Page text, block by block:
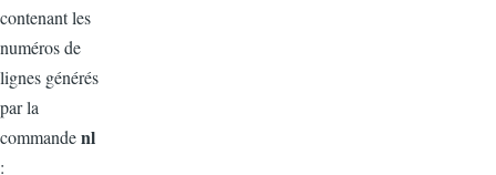
contenant les
numéros de
lignes générés
par la
commandenl
: